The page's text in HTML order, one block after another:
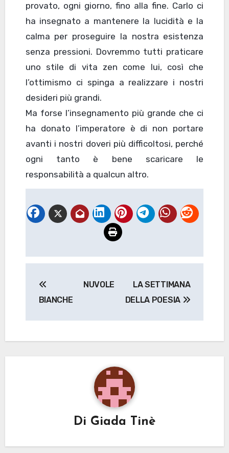
provato, ogni giorno, fino alla fine. Carlo ci
ha insegnato a mantenere la lucidità e la
calma per proseguire la nostra esistenza
senza pressioni. Dovremmo tutti praticare
uno stile di vita zen come lui, così che
l’ottimismo ci spinga a realizzare i nostri
desideri più grandi.
Ma forse l’insegnamento più grande che ci
ha donato l’imperatore è di non portare
avanti i nostri doveri più difficoltosi, perché
ogni tanto è bene scaricare le
responsabilità a qualcun altro.
articoli
NUVOLE
BIANCHE
LA SETTIMANA
DELLA POESIA
Di Giada Tinè